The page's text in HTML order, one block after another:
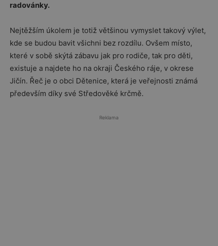
radovánky.
Nejtěžším úkolem je totiž většinou vymyslet takový výlet,
kde se budou bavit všichni bez rozdílu. Ovšem místo,
které v sobě skýtá zábavu jak pro rodiče, tak pro děti,
existuje a najdete ho na okraji Českého ráje, v okrese
Jičín. Řeč je o obci Dětenice, která je veřejnosti známá
především díky své Středověké krčmě.
Reklama